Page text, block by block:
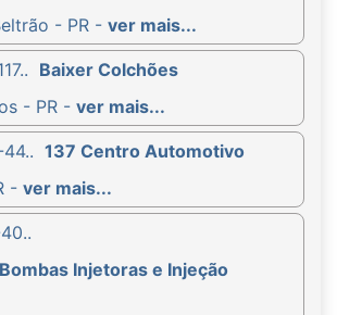
- PR - ver mais...
Baixer Colchões
- PR - ver mais...
137 Centro Automotivo
- ver mais...
Injetoras e Injeção